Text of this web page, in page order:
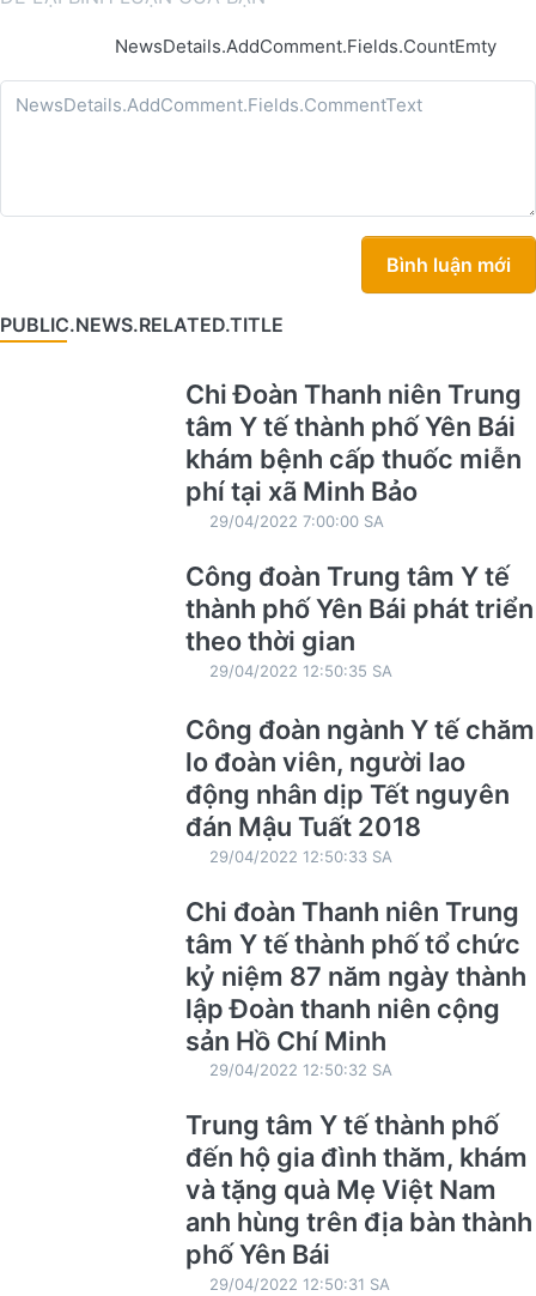
NewsDetails.AddComment.Fields.CountEmty
Bình luận mới
PUBLIC.NEWS.RELATED.TITLE
Chi Đoàn Thanh niên Trung
tâm Y tế thành phố Yên Bái
khám bệnh cấp thuốc miễn
phí tại xã Minh Bảo
29/04/2022 7:00:00 SA
Công đoàn Trung tâm Y tế
thành phố Yên Bái phát triển
theo thời gian
29/04/2022 12:50:35 SA
Công đoàn ngành Y tế chăm
lo đoàn viên, người lao
động nhân dịp Tết nguyên
đán Mậu Tuất 2018
29/04/2022 12:50:33 SA
Chi đoàn Thanh niên Trung
tâm Y tế thành phố tổ chức
kỷ niệm 87 năm ngày thành
lập Đoàn thanh niên cộng
sản Hồ Chí Minh
29/04/2022 12:50:32 SA
Trung tâm Y tế thành phố
đến hộ gia đình thăm, khám
và tặng quà Mẹ Việt Nam
anh hùng trên địa bàn thành
phố Yên Bái
29/04/2022 12:50:31 SA